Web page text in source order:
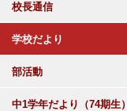
校長通信
学校だより
部活動
中1学年だより（74期生）